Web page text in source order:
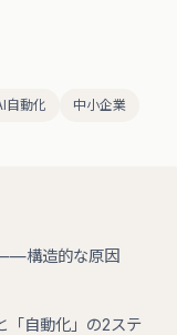
自動化 中小企業
構造的な原因
自動化」の2ステ